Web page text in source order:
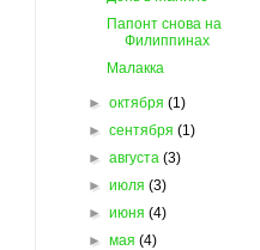
Папонт снова на
Филиппинах
Малакка
►октября(1)
►сентября(1)
►августа(3)
►июля(3)
►июня(4)
►мая(4)